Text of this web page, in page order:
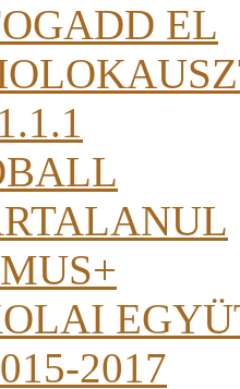
EL
2017